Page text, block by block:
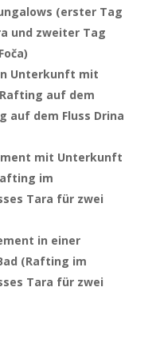
(erster Tag
und zweiter Tag
Unterkunft mit
auf dem
auf dem Fluss Drina
mit Unterkunft
im
Tara für zwei
in einer
(Rafting im
Tara für zwei